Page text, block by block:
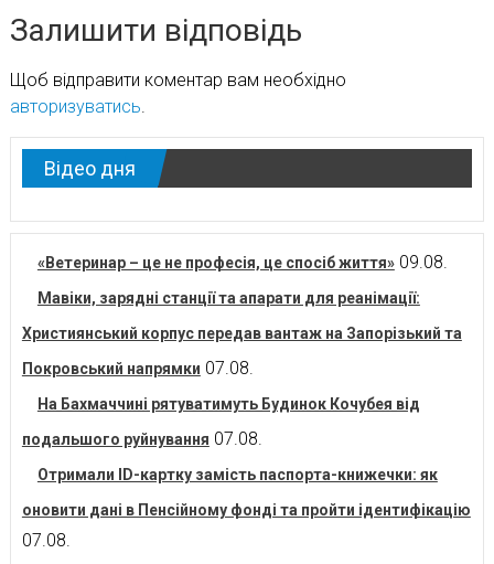
Залишити відповідь
Щоб відправити коментар вам необхідно
авторизуватись.
Відео дня
«Ветеринар – це не професія, це спосіб життя» 09.08.
Мавіки, зарядні станції та апарати для реанімації:
Християнський корпус передав вантаж на Запорізький та
Покровський напрямки 07.08.
На Бахмаччині рятуватимуть Будинок Кочубея від
подальшого руйнування 07.08.
Отримали ID-картку замість паспорта-книжечки: як
оновити дані в Пенсійному фонді та пройти ідентифікацію
07.08.